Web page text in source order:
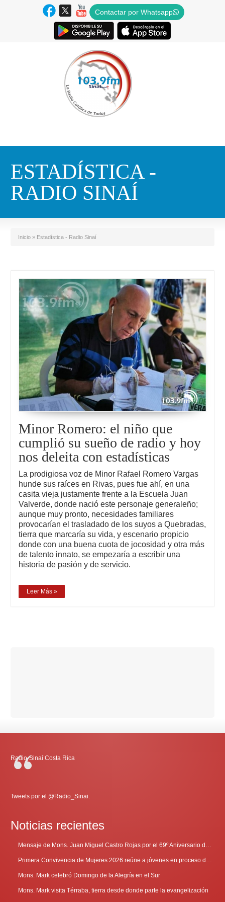
Contactar por Whatsapp
ESTADÍSTICA -
RADIO SINAÍ
Inicio » Estadística - Radio Sinaí
Minor Romero: el niño que
cumplió su sueño de radio y hoy
nos deleita con estadísticas
La prodigiosa voz de Minor Rafael Romero Vargas
hunde sus raíces en Rivas, pues fue ahí, en una
casita vieja justamente frente a la Escuela Juan
Valverde, donde nació este personaje generaleño;
aunque muy pronto, necesidades familiares
provocarían el trasladado de los suyos a Quebradas,
tierra que marcaría su vida, y escenario propicio
donde con una buena cuota de jocosidad y otra más
de talento innato, se empezaría a escribir una
historia de pasión y de servicio.
Leer Más »
Radio-Sinaí Costa Rica
Tweets por el @Radio_Sinai.
Noticias recientes
Mensaje de Mons. Juan Miguel Castro Rojas por el 69º Aniversario de Radio Sinaí
Primera Convivencia de Mujeres 2026 reúne a jóvenes en proceso de discernimiento vocacional
Mons. Mark celebró Domingo de la Alegría en el Sur
Mons. Mark visita Térraba, tierra desde donde parte la evangelización